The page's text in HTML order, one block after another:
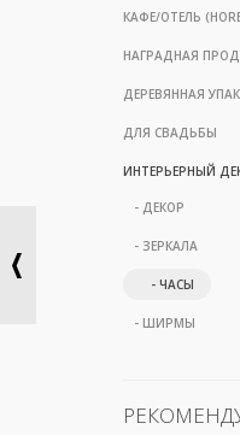
КАФЕ/ОТЕЛЬ
НАГРАДНАЯ
ДЕРЕВЯННАЯ
ДЛЯ СВАДЬБЫ
ИНТЕРЬЕРНЫЙ
- ДЕКОР
- ЗЕРКАЛА
- ЧАСЫ
- ШИРМЫ